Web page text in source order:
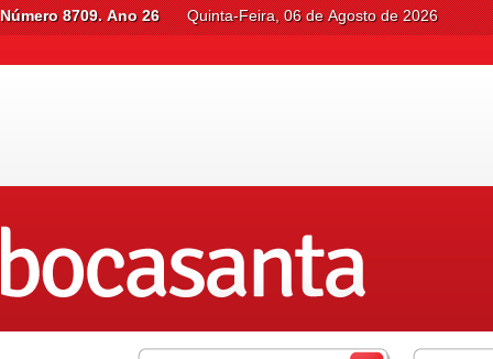
Número 8709. Ano 26 Quinta-Feira, 06 de Agosto de 2026